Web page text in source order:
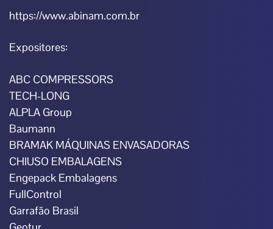
https://www.abinam.com.br
Expositores:
ABC COMPRESSORS
TECH-LONG
ALPLA Group
Baumann
BRAMAK MÁQUINAS ENVASADORAS
CHIUSO EMBALAGENS
Engepack Embalagens
FullControl
Garrafão Brasil